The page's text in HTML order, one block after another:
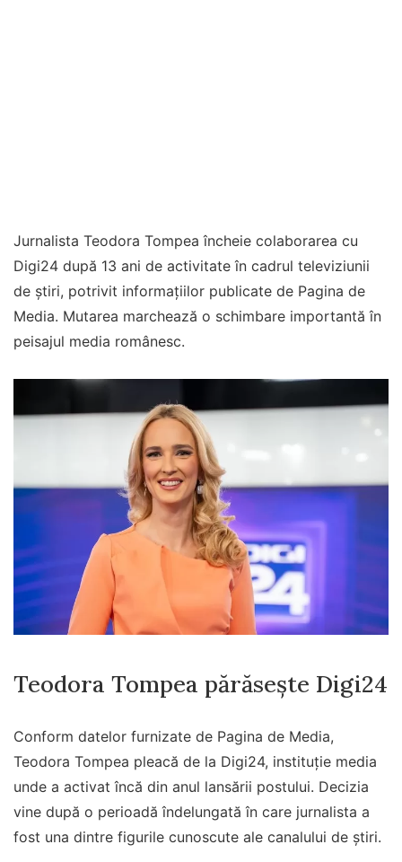
Jurnalista Teodora Tompea încheie colaborarea cu
Digi24 după 13 ani de activitate în cadrul televiziunii
de știri, potrivit informațiilor publicate de Pagina de
Media. Mutarea marchează o schimbare importantă în
peisajul media românesc.
Teodora Tompea părăsește Digi24
Conform datelor furnizate de Pagina de Media,
Teodora Tompea pleacă de la Digi24, instituție media
unde a activat încă din anul lansării postului. Decizia
vine după o perioadă îndelungată în care jurnalista a
fost una dintre figurile cunoscute ale canalului de știri.